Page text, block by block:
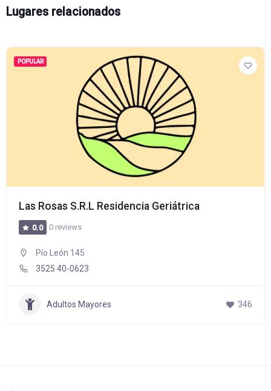
Lugares relacionados
POPULAR
Las Rosas S.R.L Residencia Geriátrica
0.0 0 reviews
Pío León 145
3525 40-0623
Adultos Mayores 346